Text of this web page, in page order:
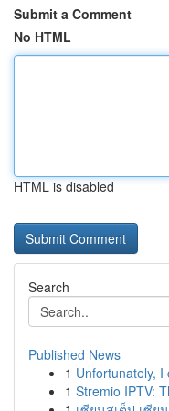
Submit a Comment
No HTML
HTML is disabled
Search
Published News
1 Unfortunately,
1 Stremio IPTV: